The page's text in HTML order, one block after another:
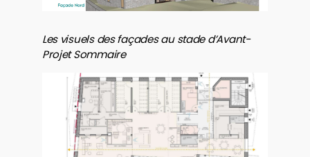
Les visuels des façades au stade d’Avant-
Projet Sommaire